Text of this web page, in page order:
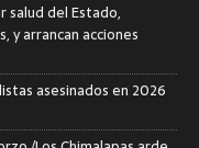
salud del Estado,
y arrancan acciones
asesinados en 2026